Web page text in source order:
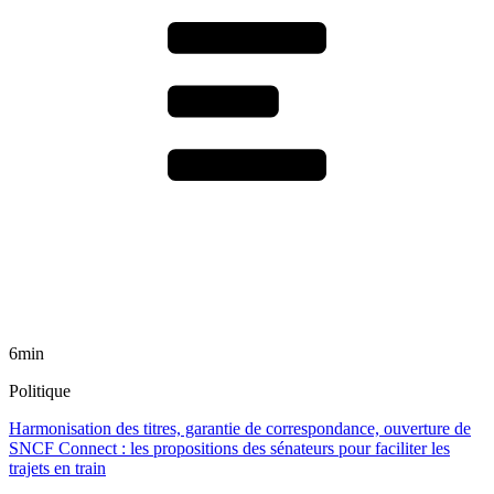
6min
Politique
Harmonisation des titres, garantie de correspondance, ouverture de
SNCF Connect : les propositions des sénateurs pour faciliter les
trajets en train